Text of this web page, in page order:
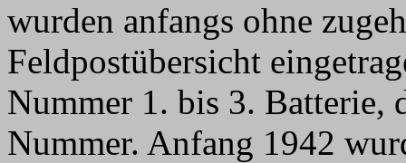
wurden anfangs ohne
Feldpostübersicht
Nummer 1. bis 3. Batterie,
Nummer. Anfang 1942